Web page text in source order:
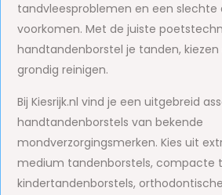
tandvleesproblemen en een slechte
voorkomen. Met de juiste
handtandenborstel je tanden,
grondig reinigen.
Bij Kiesrijk.nl vind je een uitgebreid
handtandenborstels van bekende
mondverzorgingsmerken. Kies uit
medium tandenborstels, compacte
kindertandenborstels,